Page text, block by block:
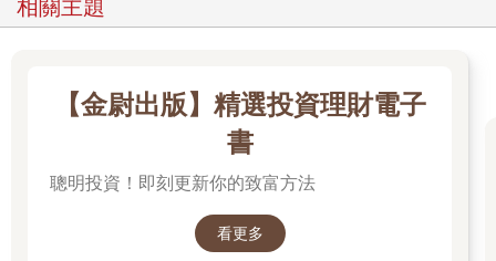
相關主題
【金尉出版】精選投資理財電子
書
聰明投資！即刻更新你的致富方法
看更多